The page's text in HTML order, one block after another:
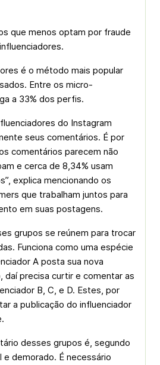
que menos optam por fraude
é o método mais popular
Entre os micro-
a 33% dos perfis.
do Instagram
seus comentários. É por
comentários parecem não
e cerca de 8,34% usam
explica mencionando os
que trabalham juntos para
em suas postagens.
grupos se reúnem para trocar
Funciona como uma espécie
A posta sua nova
daí precisa curtir e comentar as
B, C, e D. Estes, por
a publicação do influenciador
desses grupos é, segundo
e demorado. É necessário